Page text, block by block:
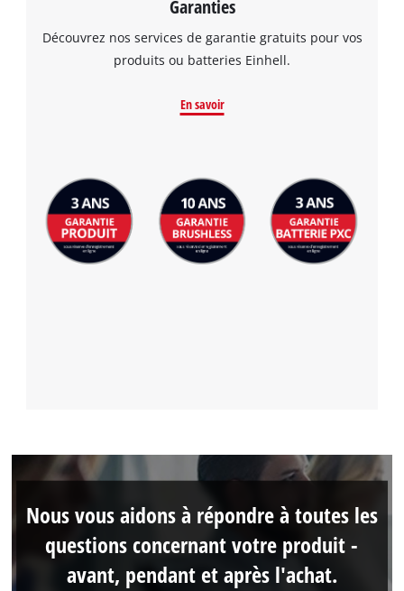
Garanties
Découvrez nos services de garantie gratuits pour vos
produits ou batteries Einhell.
En savoir
Nous vous aidons à répondre à toutes les
questions concernant votre produit -
avant, pendant et après l'achat.